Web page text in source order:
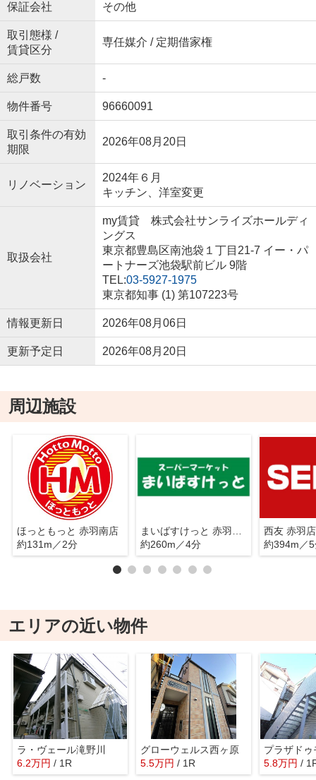
保証会社 その他
取引態様 /
賃貸区分
専任媒介 / 定期借家権
総戸数 -
物件番号 96660091
取引条件の有効
期限
2026年08月20日
リノベーション
2024年６月
キッチン、洋室変更
取扱会社
my賃貸 株式会社サンライズホールディ
ングス
東京都豊島区南池袋１丁目21-7 イー・パ
ートナーズ池袋駅前ビル 9階
TEL:03-5927-1975
東京都知事 (1) 第107223号
情報更新日 2026年08月06日
更新予定日 2026年08月20日
周辺施設
ほっともっと 赤羽南店
約131m／2分
約260m／4分
西友 赤羽店
約394m／
エリアの近い物件
ラ・ヴェール滝野川
6.2万円 / 1R
グローウェルス西ヶ原
5.5万円 / 1R 5.8万円 /